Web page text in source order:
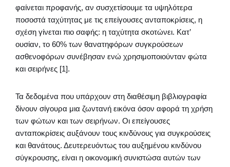
φαίνεται προφανής, αν συσχετίσουμε τα υψηλότερα
ποσοστά ταχύτητας με τις επείγουσες ανταποκρίσεις, η
σχέση γίνεται πιο σαφής: η ταχύτητα σκοτώνει. Κατ’
ουσίαν, το 60% των θανατηφόρων συγκρούσεων
ασθενοφόρων συνέβησαν ενώ χρησιμοποιούνταν φώτα
και σειρήνες [1].
Τα δεδομένα που υπάρχουν στη διαθέσιμη βιβλιογραφία
δίνουν σίγουρα μια ζωντανή εικόνα όσον αφορά τη χρήση
των φώτων και των σειρήνων. Οι επείγουσες
ανταποκρίσεις αυξάνουν τους κινδύνους για συγκρούσεις
και θανάτους. Δευτερευόντως του αυξημένου κινδύνου
σύγκρουσης, είναι η οικονομική συνιστώσα αυτών των